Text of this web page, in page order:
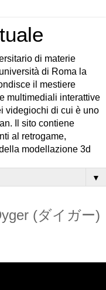
di materie
di Roma la
il mestiere
multimediali interattive
videgiochi di cui è uno
Il sito contiene
al retrogame,
modellazione 3d
▼
(ダイガー)